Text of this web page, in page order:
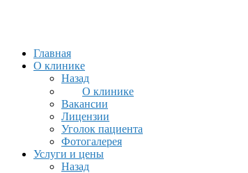
Главная
О клинике
Назад
О клинике
Вакансии
Лицензии
Уголок пациента
Фотогалерея
Услуги и цены
Назад